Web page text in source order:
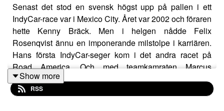
Senast det stod en svensk högst upp på pallen i ett
IndyCar-race var i Mexico City. Året var 2002 och föraren
hette Kenny Bräck. Men i helgen nådde Felix
Rosenqvist ännu en imponerande milstolpe i karriären.
Hans första IndyCar-seger kom i det andra racet på
Road America. Och med teamkamraten Marcus
Ericsson på en fjärde plats i samma race var vi nog inte
ensamma om att möta denna måndagen med lite större
Show more
RSS